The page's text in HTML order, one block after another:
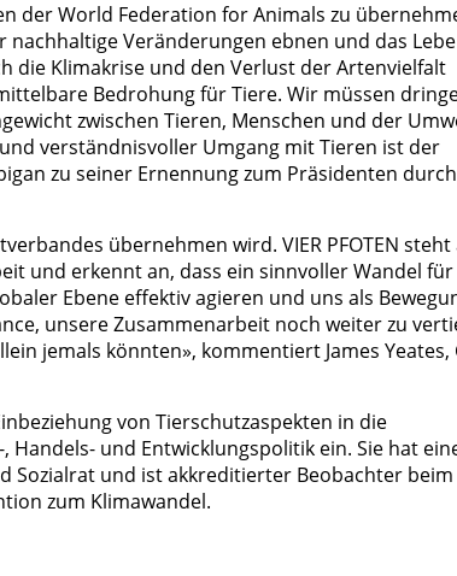
der World Federation for Animals zu
Veränderungen ebnen und das
die Klimakrise und den Verlust der Artenvielfalt
Bedrohung für Tiere. Wir müssen
zwischen Tieren, Menschen und der
verständnisvoller Umgang mit Tieren ist der
zu seiner Ernennung zum Präsidenten
übernehmen wird. VIER PFOTEN steht
und erkennt an, dass ein sinnvoller Wandel für
Ebene effektiv agieren und uns als
unsere Zusammenarbeit noch weiter zu
jemals könnten», kommentiert James Yeates,
von Tierschutzaspekten in die
und Entwicklungspolitik ein. Sie hat
Sozialrat und ist akkreditierter Beobachter beim
zum Klimawandel.